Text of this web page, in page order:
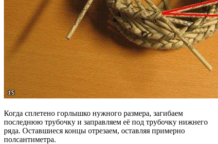
Когда сплетено горлышко нужного размера, загибаем
последнюю трубочку и заправляем её под трубочку нижнего
ряда. Оставшиеся концы отрезаем, оставляя примерно
полсантиметра.